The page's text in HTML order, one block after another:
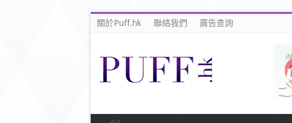
關於Puff.hk 聯絡我們 廣告查詢